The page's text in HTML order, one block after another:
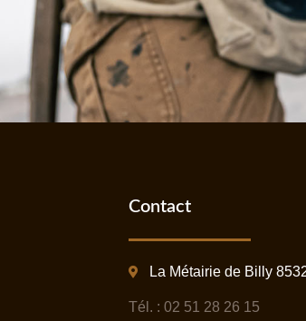
Contact
La Métairie de Billy
Tél. : 02 51 28 26 15